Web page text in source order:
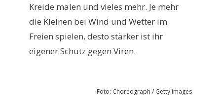
Kreide malen und vieles mehr. Je mehr
die Kleinen bei Wind und Wetter im
Freien spielen, desto stärker ist ihr
eigener Schutz gegen Viren.
Foto: Choreograph / Getty images